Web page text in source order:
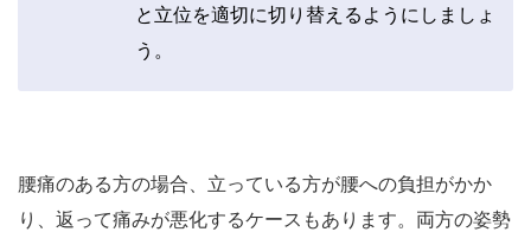
と立位を適切に切り替えるようにしましょ
う。
腰痛のある方の場合、立っている方が腰への負担がかか
り、返って痛みが悪化するケースもあります。両方の姿勢